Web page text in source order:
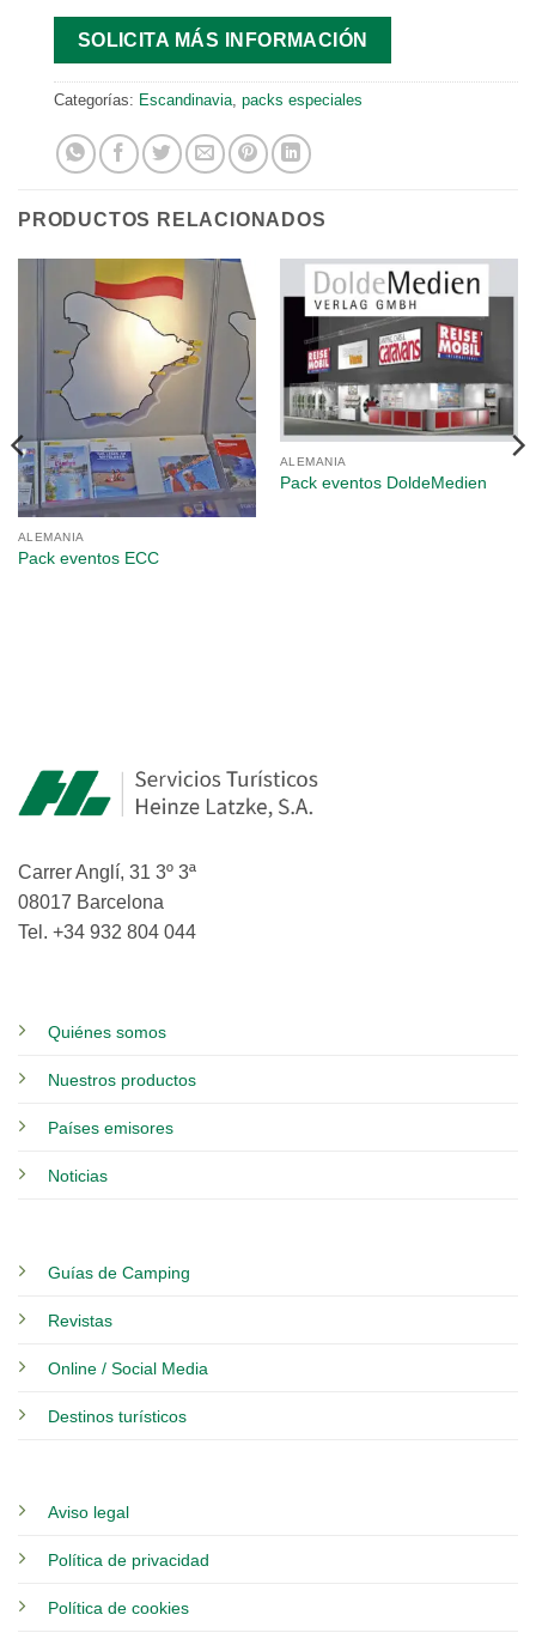
SOLICITA MÁS INFORMACIÓN
Categorías: Escandinavia, packs especiales
PRODUCTOS RELACIONADOS
ALEMANIA
Pack eventos ECC
ALEMANIA
Pack eventos DoldeMedien
Carrer Anglí, 31 3º 3ª
08017 Barcelona
Tel. +34 932 804 044
Quiénes somos
Nuestros productos
Países emisores
Noticias
Guías de Camping
Revistas
Online / Social Media
Destinos turísticos
Aviso legal
Política de privacidad
Política de cookies